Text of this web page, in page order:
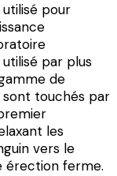
pour
par plus
de
touchés par
les
vers le
érection ferme.